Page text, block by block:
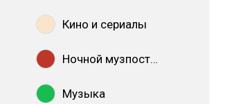
Кино и сериалы
Ночной музпостинг
Музыка